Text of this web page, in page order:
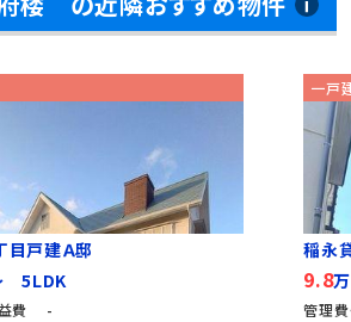
目戸建Ａ邸
5LDK
益費 -
一戸
稲永
9.8
管理